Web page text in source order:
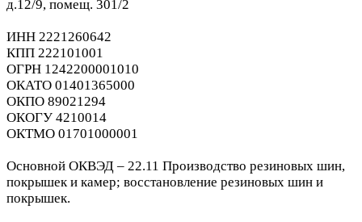
д.12/9, помещ. 301/2
ИНН 2221260642
КПП 222101001
ОГРН 1242200001010
ОКАТО 01401365000
ОКПО 89021294
ОКОГУ 4210014
ОКТМО 01701000001
Основной ОКВЭД – 22.11 Производство резиновых шин,
покрышек и камер; восстановление резиновых шин и
покрышек.